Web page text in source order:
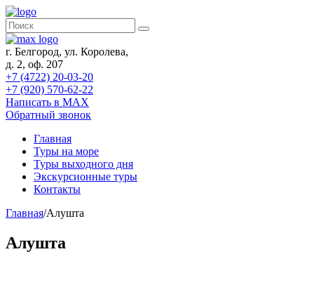
г. Белгород, ул. Королева,
д. 2, оф. 207
+7 (4722) 20-03-20
+7 (920) 570-62-22
Написать в MAX
Обратный звонок
Главная
Туры на море
Туры выходного дня
Экскурсионные туры
Контакты
Главная/Алушта
Алушта